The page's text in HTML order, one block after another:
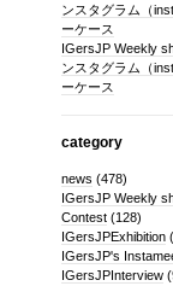
ンスタグラム（
ーケース
IGersJP Weekly
ンスタグラム（
ーケース
category
news (478)
IGersJP Weekly
Contest(128)
IGersJPExhibition
IGersJP's
IGersJPInterview